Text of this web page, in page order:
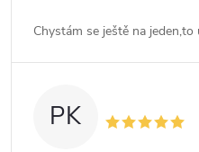
Chystám se ještě na
PK